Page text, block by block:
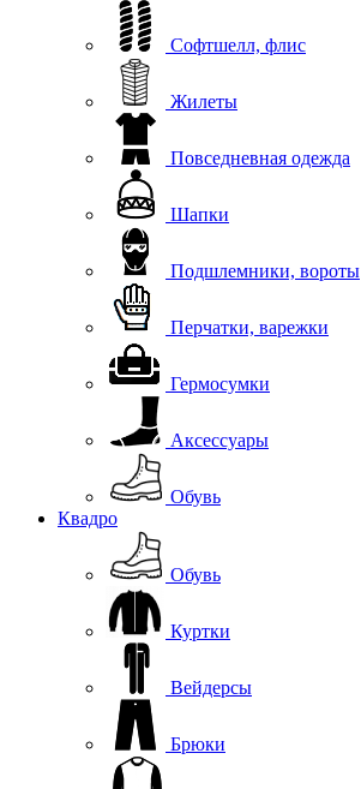
Софтшелл, флис
Жилеты
Повседневная одежда
Шапки
Подшлемники, вороты
Перчатки, варежки
Гермосумки
Аксессуары
Обувь
Квадро
Обувь
Куртки
Вейдерсы
Брюки